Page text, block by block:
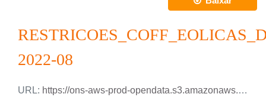
2022-08
URL: https://ons-aws-prod-opendata.s3.amazonaws.com/dataset/restricao_coff_eolica_detail_tm/RESTRICAO_COFF_EOLICA_DETAIL_2022_08.csv